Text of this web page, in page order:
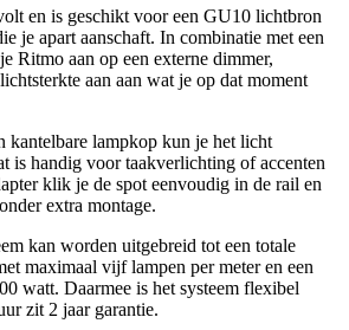
en is geschikt voor een GU10 lichtbron
je apart aanschaft. In combinatie met een
Ritmo aan op een externe dimmer,
aan aan wat je op dat moment
kantelbare lampkop kun je het licht
is handig voor taakverlichting of accenten
klik je de spot eenvoudig in de rail en
extra montage.
kan worden uitgebreid tot een totale
maximaal vijf lampen per meter en een
watt. Daarmee is het systeem flexibel
zit 2 jaar garantie.